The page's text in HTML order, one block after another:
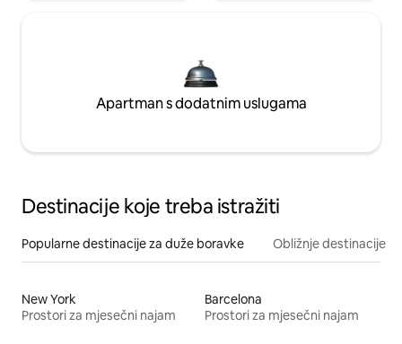
Apartman s dodatnim uslugama
Destinacije koje treba istražiti
Popularne destinacije za duže boravke Obližnje destinacije
New York
Prostori za mjesečni najam
Barcelona
Prostori za mjesečni najam